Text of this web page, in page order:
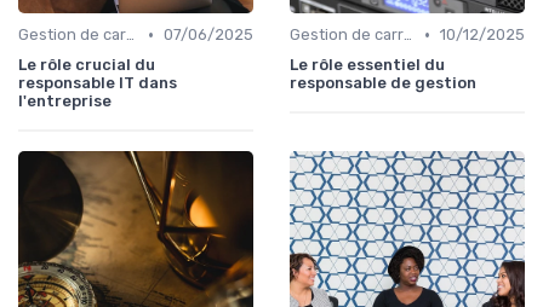
Gestion de carrière • 07/06/2025
Le rôle crucial du
responsable IT dans
l'entreprise
Gestion de carrière • 10/12/2025
Le rôle essentiel du
responsable de gestion